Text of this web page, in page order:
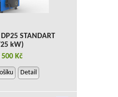
STANDART
kW)
500 Kč
Detail